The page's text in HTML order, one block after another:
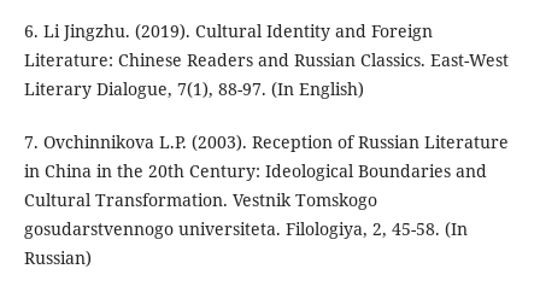
6. Li Jingzhu. (2019). Cultural Identity and Foreign
Literature: Chinese Readers and Russian Classics. East-West
Literary Dialogue, 7(1), 88-97. (In English)
7. Ovchinnikova L.P. (2003). Reception of Russian Literature
in China in the 20th Century: Ideological Boundaries and
Cultural Transformation. Vestnik Tomskogo
gosudarstvennogo universiteta. Filologiya, 2, 45-58. (In
Russian)